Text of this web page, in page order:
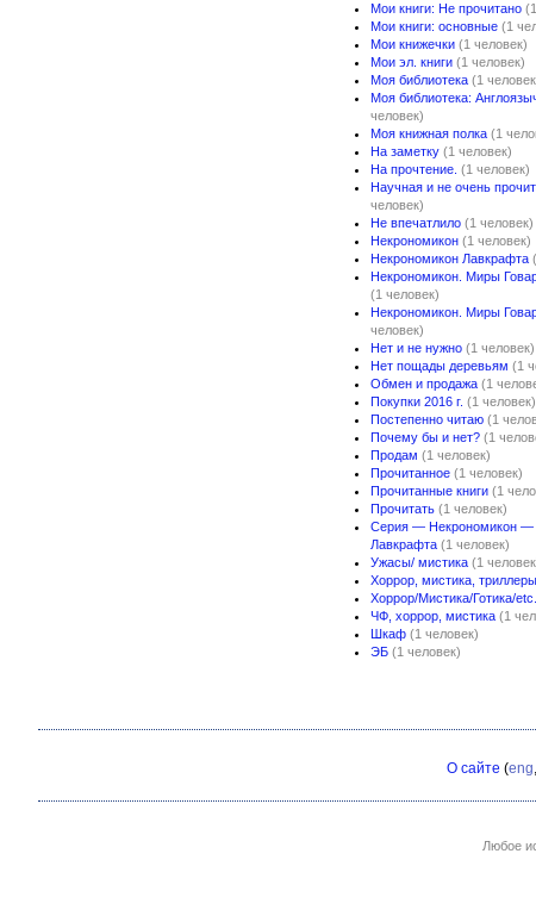
Мои книги: Не прочитано
Мои книги: основные (1
Мои книжечки (1 человек)
Мои эл. книги (1 человек)
Моя библиотека (1
Моя библиотека:
человек)
Моя книжная полка (1
На заметку (1 человек)
На прочтение. (1 человек)
Научная и не очень
человек)
Не впечатлило (1 человек)
Некрономикон (1 человек)
Некрономикон Лавкрафта
Некрономикон. Миры
(1 человек)
Некрономикон. Миры
человек)
Нет и не нужно (1 человек)
Нет пощады деревьям (1
Обмен и продажа (1
Покупки 2016 г. (1 человек)
Постепенно читаю (1
Почему бы и нет? (1
Продам (1 человек)
Прочитанное (1 человек)
Прочитанные книги (1
Прочитать (1 человек)
Серия — Некрономикон —
Лавкрафта (1 человек)
Ужасы/ мистика (1
Хоррор, мистика, триллеры.
Хоррор/Мистика/Готика/etc.
ЧФ, хоррор, мистика (1
Шкаф (1 человек)
ЭБ (1 человек)
О сайте (eng,
Любое